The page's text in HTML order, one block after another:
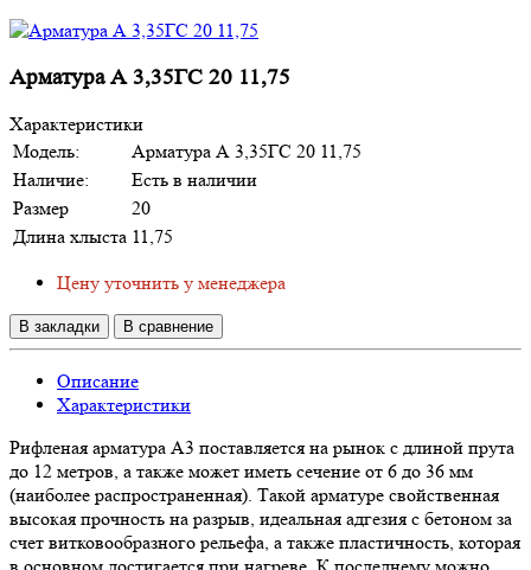
Арматура А 3,35ГС 20 11,75
Характеристики
Модель:
Арматура А 3,35ГС 20 11,75
Наличие:
Есть в наличии
Размер
20
Длина хлыста 11,75
Цену уточнить у менеджера
В закладки В сравнение
Описание
Характеристики
Рифленая арматура А3 поставляется на рынок с длиной прута
до 12 метров, а также может иметь сечение от 6 до 36 мм
(наиболее распространенная). Такой арматуре свойственная
высокая прочность на разрыв, идеальная адгезия с бетоном за
счет витковообразного рельефа, а также пластичность, которая